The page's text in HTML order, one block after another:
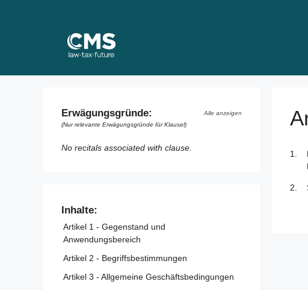
Erwägungsgründe:
Alle anzeigen
(Nur relevante Erwägungsgründe für Klausel)
No recitals associated with clause.
Inhalte:
Artikel 1 - Gegenstand und
Anwendungsbereich
Artikel 2 - Begriffsbestimmungen
Artikel 3 - Allgemeine Geschäftsbedingungen